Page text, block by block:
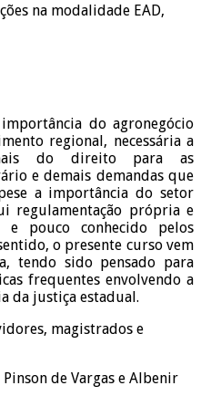
na modalidade EAD,
do agronegócio
regional, necessária a
do direito para as
e demais demandas que
a importância do setor
regulamentação própria e
e pouco conhecido pelos
o presente curso vem
tendo sido pensado para
frequentes envolvendo a
da justiça estadual.
magistrados e
de Vargas e Albenir